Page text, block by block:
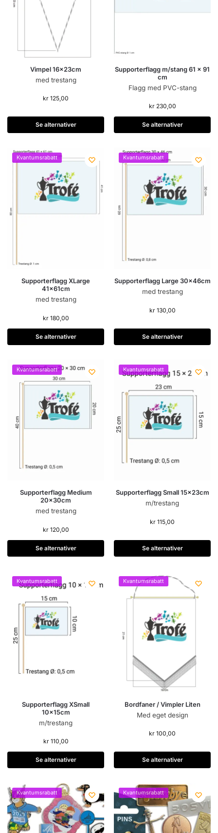
Vimpel 16x23cm
med trestang
kr 125,00
Se alternativer
Supporterflagg m/stang 61 x 91
cm
Flagg med PVC-stang
kr230,00
Se alternativer
Kvantumsrabatt
Supporterflagg XLarge
41x61cm
med trestang
kr180,00
Se alternativer
Kvantumsrabatt
Supporterflagg Large 30x46cm
med trestang
kr130,00
Se alternativer
Kvantumsrabatt
Supporterflagg Medium
20x30cm
med trestang
kr120,00
Se alternativer
Kvantumsrabatt
Supporterflagg Small 15x23cm
m/trestang
kr 115,00
Se alternativer
Kvantumsrabatt
Supporterflagg XSmall
10x15cm
m/trestang
kr110,00
Se alternativer
Kvantumsrabatt
Bordfaner / Vimpler Liten
Med eget design
kr 100,00
Se alternativer
Kvantumsrabatt Kvantumsrabatt